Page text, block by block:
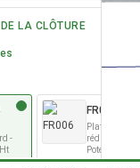
LA CLÔTURE
-
FR006
Platine
réduite -
Poteau Ht
600 à 1800